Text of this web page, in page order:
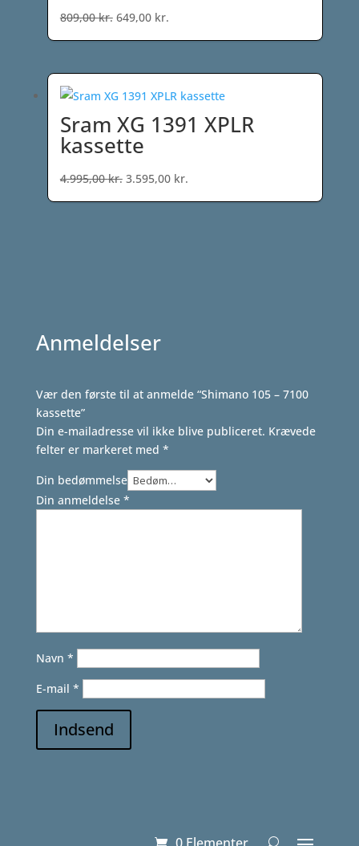
809,00kr. Den
oprindelige
809,00 kr..
649,00 kr.Den
aktuelle
649,00 kr..
Sram XG 1391 XPLR
kassette
4.995,00kr. Den
oprindelige
3.595,00 kr.
aktuelle
Anmeldelser
Vær den første til at anmelde “Shimano 105 – 7100
kassette”
Din e-mailadresse vil ikke blive publiceret. Krævede
felter er markeret med *
Din bedømmelse
Din anmeldelse *
Navn *
E-mail *
Indsend